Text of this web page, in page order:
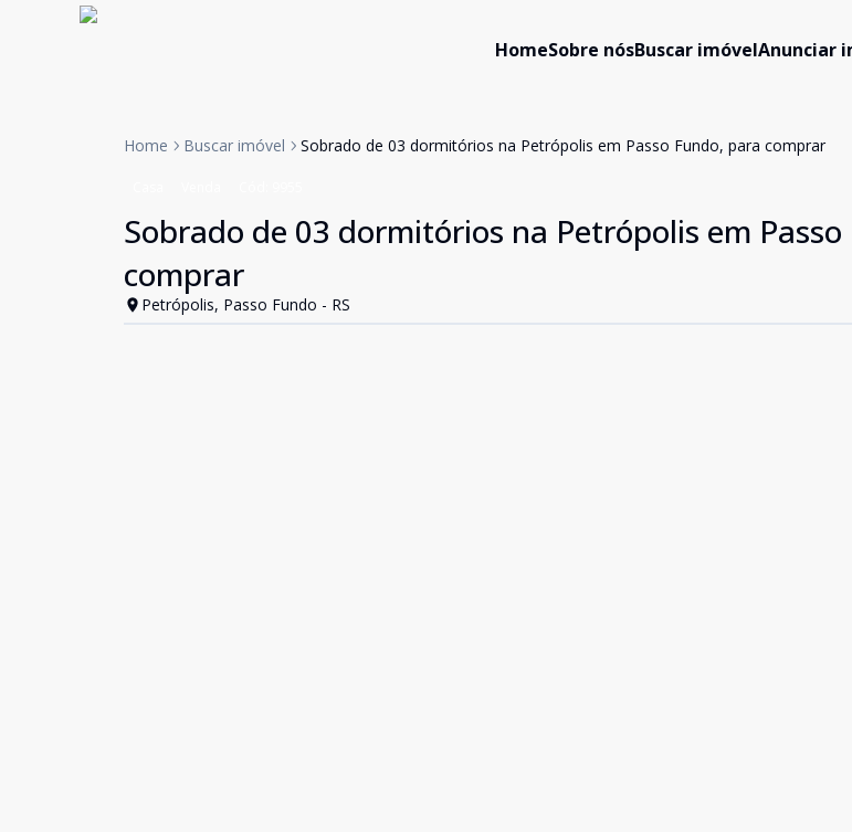
HomeSobre nósBuscar imóvelAnunciar
Home Buscar imóvel Sobrado de 03 dormitórios na Petrópolis em Passo Fundo, para comprar
Sobrado de 03 dormitórios na Petrópolis em
comprar
Petrópolis, Passo Fundo - RS